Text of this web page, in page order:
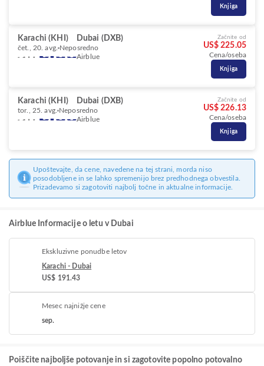
Knjiga
Karachi (KHI) Dubai (DXB)
čet., 20. avg. Neposredno
Airblue
Začnite od
US$ 225.05
Cena/oseba
Knjiga
Karachi (KHI) Dubai (DXB)
tor., 25. avg. Neposredno
Airblue
Začnite od
US$ 226.13
Cena/oseba
Knjiga
Upoštevajte, da cene, navedene na tej strani, morda niso
posodobljene in se lahko spremenijo brez predhodnega obvestila.
Prizadevamo si zagotoviti najbolj točne in aktualne informacije.
Airblue Informacije o letu v Dubai
Ekskluzivne ponudbe letov
Karachi - Dubai
US$ 191.43
Mesec najnižje cene
sep.
Poiščite najboljše potovanje in si zagotovite popolno potovalno